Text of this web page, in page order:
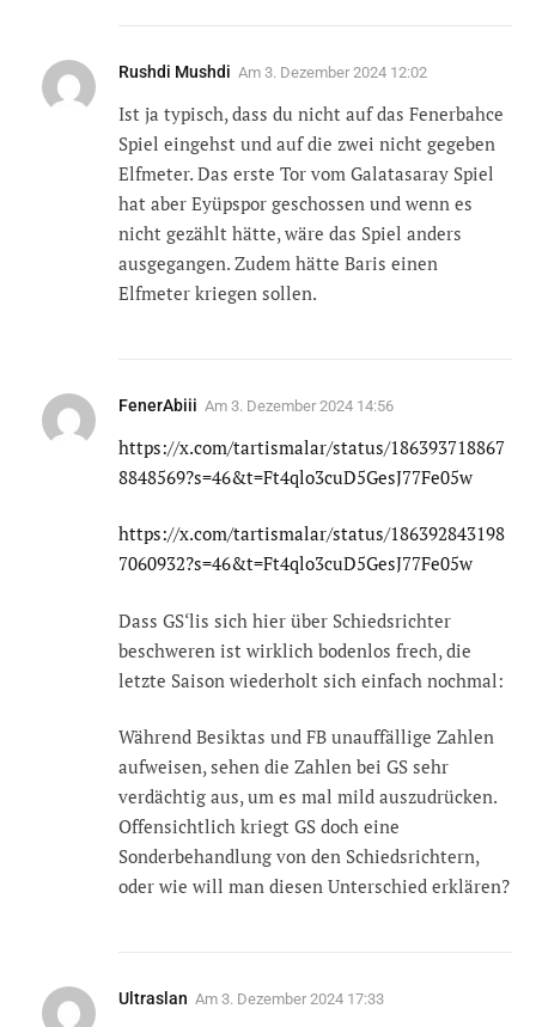
Rushdi Mushdi Am 3. Dezember 2024 12:02
Ist ja typisch, dass du nicht auf das Fenerbahce
Spiel eingehst und auf die zwei nicht gegeben
Elfmeter. Das erste Tor vom Galatasaray Spiel
hat aber Eyüpspor geschossen und wenn es
nicht gezählt hätte, wäre das Spiel anders
ausgegangen. Zudem hätte Baris einen
Elfmeter kriegen sollen.
FenerAbiii Am 3. Dezember 2024 14:56
https://x.com/tartismalar/status/186393718867
8848569?s=46&t=Ft4qlo3cuD5GesJ77Fe05w
https://x.com/tartismalar/status/186392843198
7060932?s=46&t=Ft4qlo3cuD5GesJ77Fe05w
Dass GS‘lis sich hier über Schiedsrichter
beschweren ist wirklich bodenlos frech, die
letzte Saison wiederholt sich einfach nochmal:
Während Besiktas und FB unauffällige Zahlen
aufweisen, sehen die Zahlen bei GS sehr
verdächtig aus, um es mal mild auszudrücken.
Offensichtlich kriegt GS doch eine
Sonderbehandlung von den Schiedsrichtern,
oder wie will man diesen Unterschied erklären?
Ultraslan Am 3. Dezember 2024 17:33